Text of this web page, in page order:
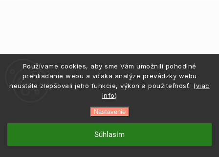
Používame cookies, aby sme Vám umožnili pohodlné
prehliadanie webu a vďaka analýze prevádzky webu
neustále zlepšovali jeho funkcie, výkon a použiteľnosť. (viac
info)
Nastavenie
Súhlasím